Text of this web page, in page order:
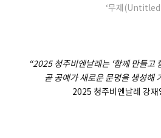
‘무제
“2025 청주비엔날레는 ‘함께 만들고
곧 공예가 새로운 문명을 생성해
2025 청주비엔날레 강재